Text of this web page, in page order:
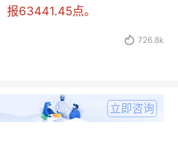
报63441.45点。
 726.8k
立即咨询